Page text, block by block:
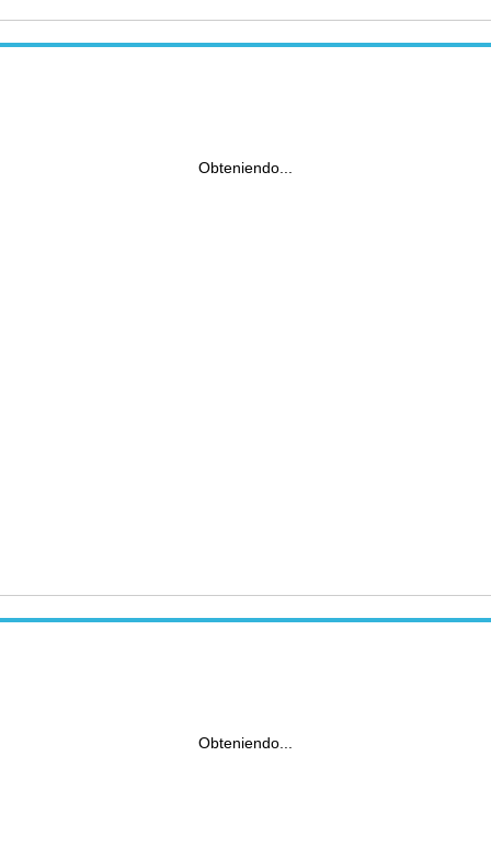
Obteniendo...
Obteniendo...